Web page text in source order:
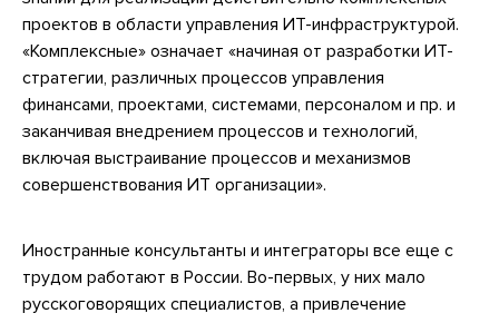
проектов в области управления ИТ-инфраструктурой.
«Комплексные» означает «начиная от разработки ИТ-
стратегии, различных процессов управления
финансами, проектами, системами, персоналом и пр. и
заканчивая внедрением процессов и технологий,
включая выстраивание процессов и механизмов
совершенствования ИТ организации».
Иностранные консультанты и интеграторы все еще с
трудом работают в России. Во-первых, у них мало
русскоговорящих специалистов, а привлечение